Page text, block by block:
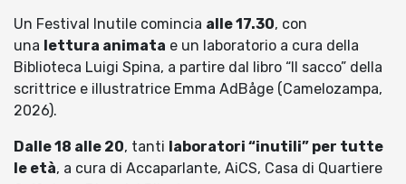
Un Festival Inutile comincia alle 17.30, con
una lettura animata e un laboratorio a cura della
Biblioteca Luigi Spina, a partire dal libro “Il sacco” della
scrittrice e illustratrice Emma AdBåge (Camelozampa,
2026).
Dalle 18 alle 20, tanti laboratori “inutili” per tutte
le età, a cura di Accaparlante, AiCS, Casa di Quartiere